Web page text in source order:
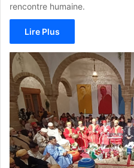
rencontre humaine.
Lire Plus